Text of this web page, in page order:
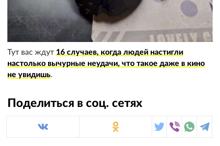
Тут вас ждут 16 случаев, когда людей настигли
настолько вычурные неудачи, что такое даже в кино
не увидишь.
Поделиться в соц. сетях